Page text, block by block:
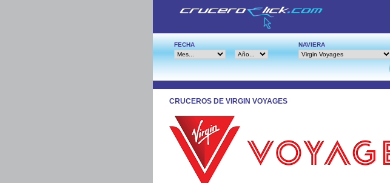
FECHA NAVIERA
CRUCEROS DE VIRGIN VOYAGES